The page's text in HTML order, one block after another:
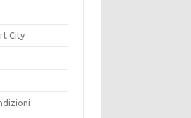
City